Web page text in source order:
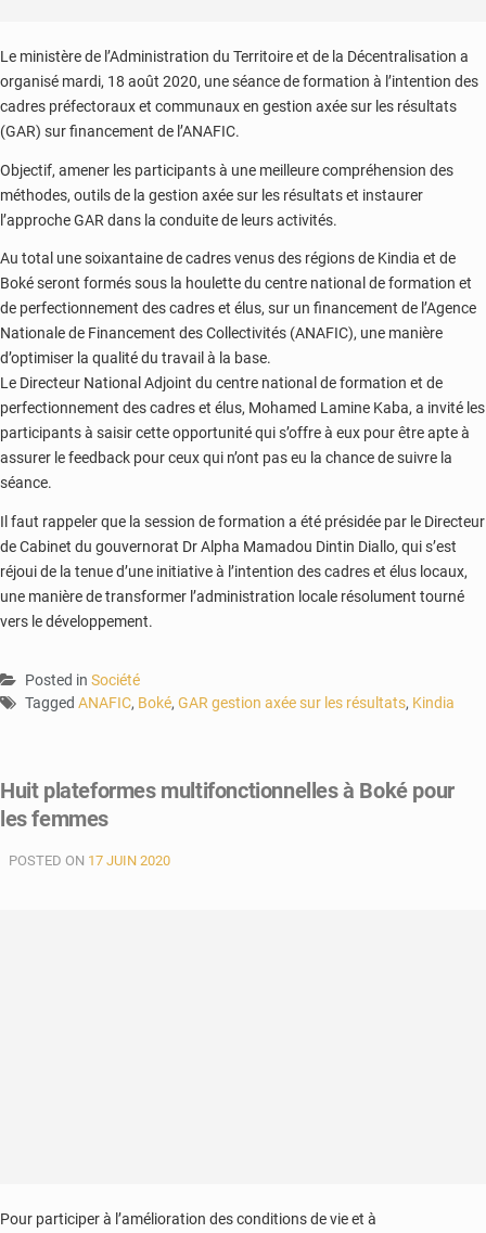
Le ministère de l’Administration du Territoire et de la Décentralisation a
organisé mardi, 18 août 2020, une séance de formation à l’intention des
cadres préfectoraux et communaux en gestion axée sur les résultats
(GAR) sur financement de l’ANAFIC.
Objectif, amener les participants à une meilleure compréhension des
méthodes, outils de la gestion axée sur les résultats et instaurer
l’approche GAR dans la conduite de leurs activités.
Au total une soixantaine de cadres venus des régions de Kindia et de
Boké seront formés sous la houlette du centre national de formation et
de perfectionnement des cadres et élus, sur un financement de l’Agence
Nationale de Financement des Collectivités (ANAFIC), une manière
d’optimiser la qualité du travail à la base.
Le Directeur National Adjoint du centre national de formation et de
perfectionnement des cadres et élus, Mohamed Lamine Kaba, a invité les
participants à saisir cette opportunité qui s’offre à eux pour être apte à
assurer le feedback pour ceux qui n’ont pas eu la chance de suivre la
séance.
Il faut rappeler que la session de formation a été présidée par le Directeur
de Cabinet du gouvernorat Dr Alpha Mamadou Dintin Diallo, qui s’est
réjoui de la tenue d’une initiative à l’intention des cadres et élus locaux,
une manière de transformer l’administration locale résolument tourné
vers le développement.
Posted in Société
Tagged ANAFIC, Boké, GAR gestion axée sur les résultats, Kindia
Huit plateformes multifonctionnelles à Boké pour
les femmes
POSTED ON 17 JUIN 2020
Pour participer à l’amélioration des conditions de vie et à